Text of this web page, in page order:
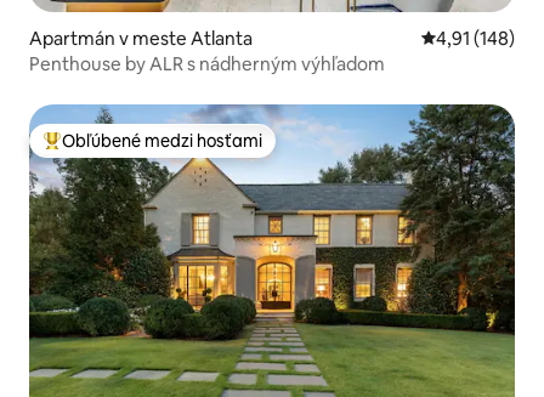
Apartmán v meste Atlanta Priemerné
4,91 (148)
Penthouse by ALR s nádherným výhľadom
Najobľúbenejšie medzi hosťami
Obľúbené medzi hosťami